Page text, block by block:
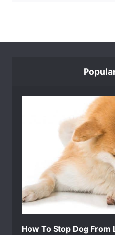
How To Stop Dog From